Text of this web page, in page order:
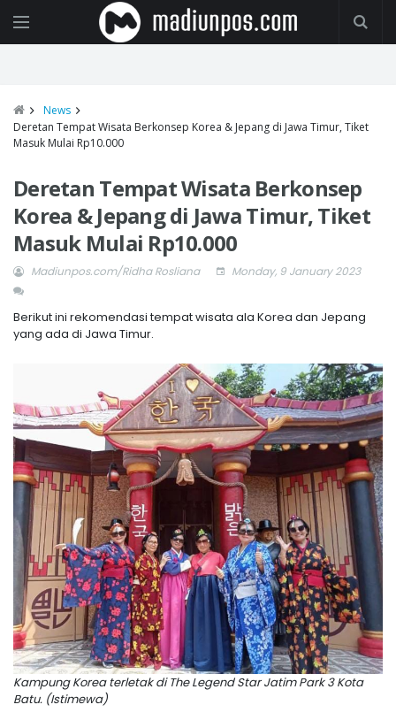
News
Deretan Tempat Wisata Berkonsep Korea & Jepang di Jawa Timur, Tiket
Masuk Mulai Rp10.000
Deretan Tempat Wisata Berkonsep
Korea & Jepang di Jawa Timur, Tiket
Masuk Mulai Rp10.000
Madiunpos.com/Ridha Rosliana Monday, 9 January 2023
Berikut ini rekomendasi tempat wisata ala Korea dan Jepang
yang ada di Jawa Timur.
Kampung Korea terletak di The Legend Star Jatim Park 3 Kota
Batu. (Istimewa)